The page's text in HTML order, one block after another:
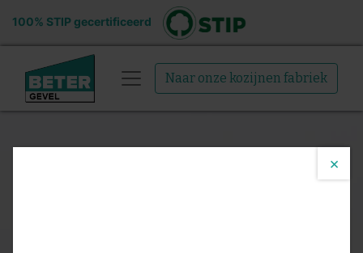
100% STIP gecertificeerd
Naar onze kozijnen fabriek
×